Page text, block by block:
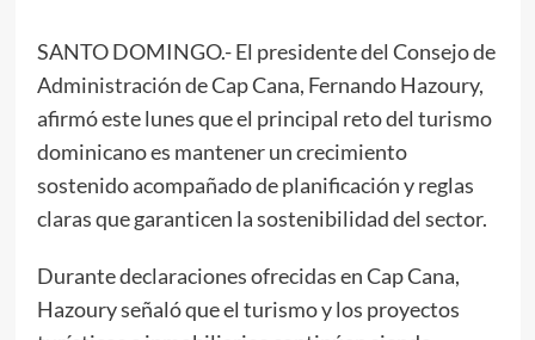
SANTO DOMINGO.- El presidente del Consejo de
Administración de Cap Cana, Fernando Hazoury,
afirmó este lunes que el principal reto del turismo
dominicano es mantener un crecimiento
sostenido acompañado de planificación y reglas
claras que garanticen la sostenibilidad del sector.
Durante declaraciones ofrecidas en Cap Cana,
Hazoury señaló que el turismo y los proyectos